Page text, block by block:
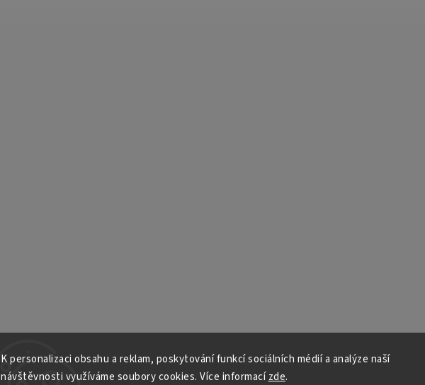
K personalizaci obsahu a reklam, poskytování funkcí sociálních médií a analýze naší
návštěvnosti využíváme soubory cookies. Více informacízde.